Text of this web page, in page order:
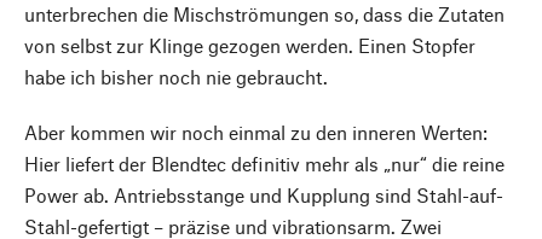
unterbrechen die Mischströmungen so, dass die Zutaten
von selbst zur Klinge gezogen werden. Einen Stopfer
habe ich bisher noch nie gebraucht.
Aber kommen wir noch einmal zu den inneren Werten:
Hier liefert der Blendtec definitiv mehr als „nur“ die reine
Power ab. Antriebsstange und Kupplung sind Stahl-auf-
Stahl-gefertigt – präzise und vibrationsarm. Zwei